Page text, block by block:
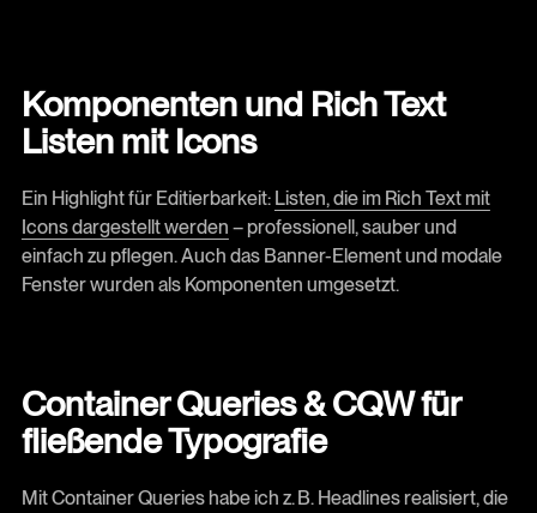
Komponenten und Rich Text
Listen mit Icons
Ein Highlight für Editierbarkeit: Listen, die im Rich Text mit
Icons dargestellt werden – professionell, sauber und
einfach zu pflegen. Auch das Banner-Element und modale
Fenster wurden als Komponenten umgesetzt.
Container Queries & CQW für
fließende Typografie
Mit Container Queries habe ich z. B. Headlines realisiert, die